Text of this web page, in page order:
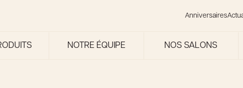
Anniversaires
NOTRE ÉQUIPE NOS SALONS